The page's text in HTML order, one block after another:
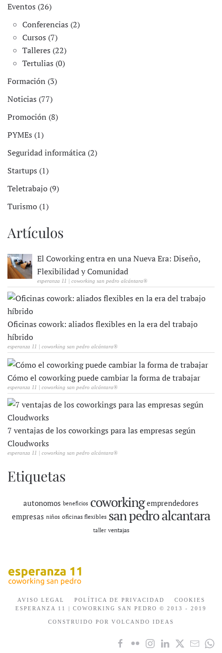
Eventos (26)
Conferencias (2)
Cursos (7)
Talleres (22)
Tertulias (0)
Formación (3)
Noticias (77)
Promoción (8)
PYMEs (1)
Seguridad informática (2)
Startups (1)
Teletrabajo (9)
Turismo (1)
Artículos
El Coworking entra en una Nueva Era: Diseño,
Flexibilidad y Comunidad
esperanza 11 | coworking san pedro alcántara®
Oficinas cowork: aliados flexibles en la era del trabajo
híbrido
esperanza 11 | coworking san pedro alcántara®
Cómo el coworking puede cambiar la forma de trabajar
esperanza 11 | coworking san pedro alcántara®
7 ventajas de los coworkings para las empresas según
Cloudworks
esperanza 11 | coworking san pedro alcántara®
Etiquetas
autonomos beneficios coworking emprendedores
empresas niños oficinas flexibles san pedro alcantara
taller ventajas
AVISO LEGAL POLÍTICA DE PRIVACIDAD
COOKIES
ESPERANZA 11 | COWORKING SAN PEDRO © 2013 - 2019
CONSTRUIDO POR VOLCANDO IDEAS